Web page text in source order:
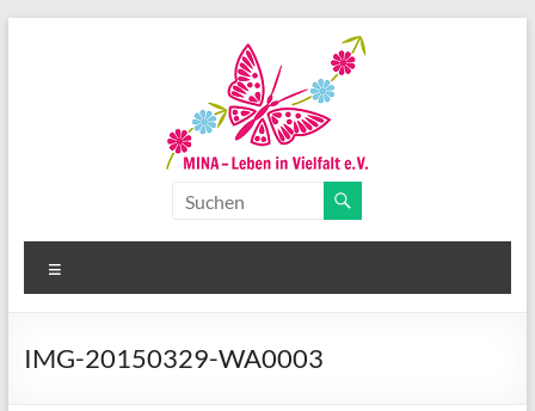
Leben
in
Vielfalt
e.V.
IMG-20150329-WA0003